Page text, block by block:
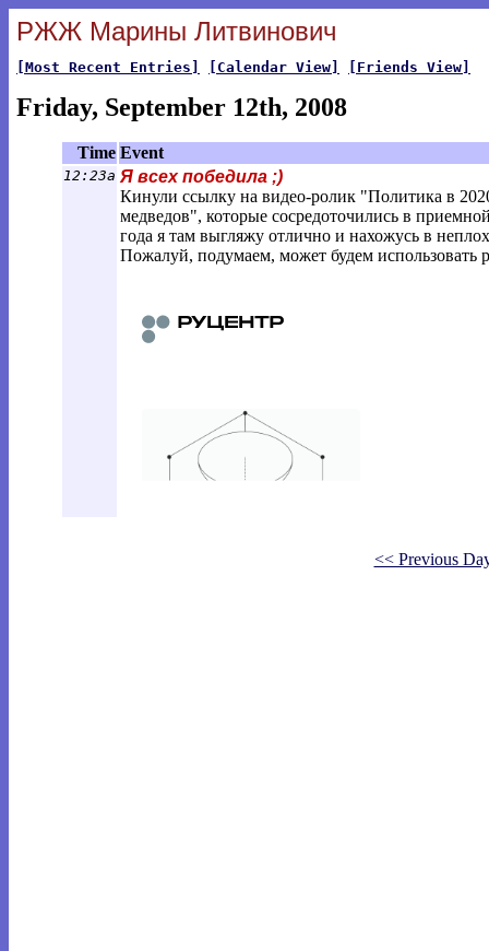
РЖЖ Марины Литвинович
[Most Recent Entries] [Calendar View] [Friends View]
Friday, September 12th, 2008
Time Event
12:23a Я всех победила ;)
Кинули ссылку на видео-ролик "Политика в
медведов", которые сосредоточились в
года я там выгляжу отлично и нахожусь в
Пожалуй, подумаем, может будем использовать
<< Previous